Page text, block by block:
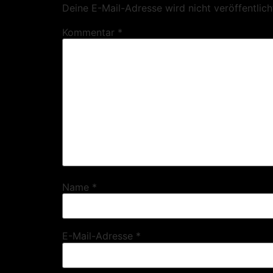
Deine E-Mail-Adresse wird nicht
Kommentar *
Name *
E-Mail-Adresse *